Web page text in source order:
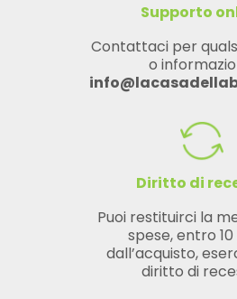
Supporto
Contattaci per
o
Diritto di
Puoi restituirci la
spese, entro
dall’acquisto,
diritto di